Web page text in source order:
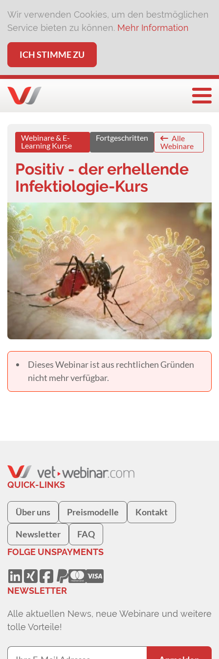
Wir verwenden Cookies, um den bestmöglichen
Service bieten zu können. Mehr Information
ICH STIMME ZU
Webinare & E-
Learning Kurse
Fortgeschritten
Alle
Webinare
Positiv - der erhellende
Infektiologie-Kurs
Dieses Webinar ist aus rechtlichen Gründen
nicht mehr verfügbar.
QUICK-LINKS
Über uns Preismodelle Kontakt
Newsletter FAQ
FOLGE UNSPAYMENTS
NEWSLETTER
Alle aktuellen News, neue Webinare und weitere
tolle Vorteile!